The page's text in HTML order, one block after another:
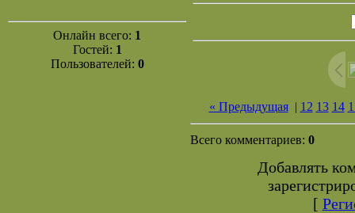
Онлайн всего: 1
Гостей: 1
Пользователей: 0
« Предыдущая| 12 13 14
Всего комментариев: 0
Добавлять
[